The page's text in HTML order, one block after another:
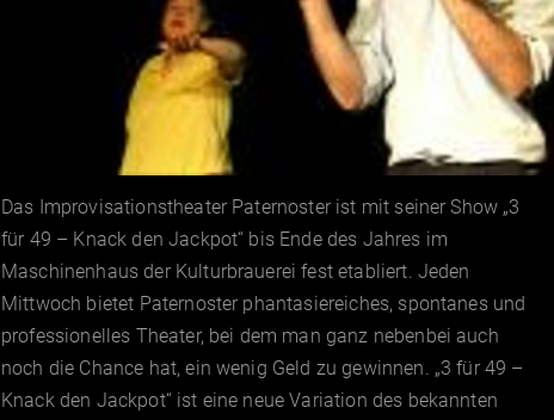
Das Improvisationstheater Paternoster ist mit seiner Show „3
für 49 – Knack den Jackpot“ bis Ende des Jahres im
Maschinenhaus der Kulturbrauerei fest etabliert. Jeden
Mittwoch bietet Paternoster phantasiereiches, spontanes und
professionelles Theater, bei dem man ganz nebenbei auch
noch die Chance hat, ein wenig Geld zu gewinnen. „3 für 49 –
Knack den Jackpot“ ist eine neue Variation des bekannten